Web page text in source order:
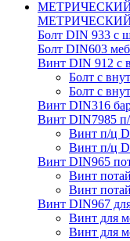
МЕТРИЧЕСКИЙ
МЕТРИЧЕСКИЙ
Болт DIN 933 с
Болт DIN603
Винт DIN 912 с
Болт с
Болт с
Винт DIN316
Винт DIN7985
Винт п/ц
Винт п/ц
Винт DIN965
Винт
Винт
Винт DIN967
Винт для
Винт для